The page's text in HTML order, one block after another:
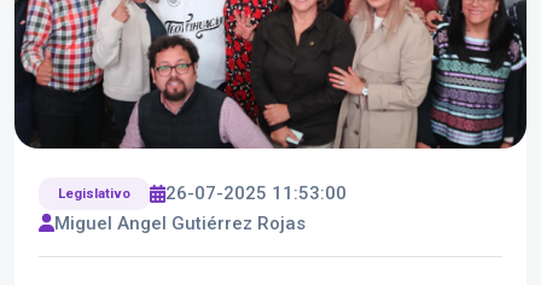
Legislativo
26-07-2025 11:53:00
Miguel Angel Gutiérrez Rojas